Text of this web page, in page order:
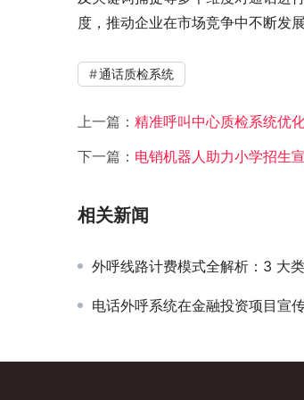
度，推动企业在市场竞争中不断发展
通话质检系统
上一篇： 精准呼叫中心质检系统优
下一篇： 电销机器人助力小学招生
相关新闻
外呼线路计费模式全解析：3 大类型
电话外呼系统在金融投资项目宣